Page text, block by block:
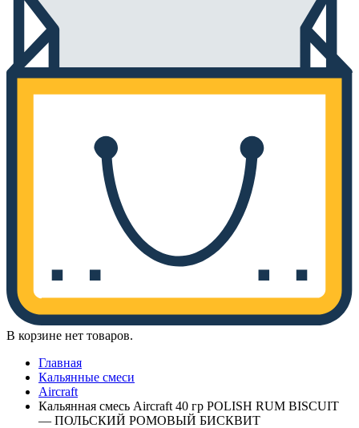
В корзине нет товаров.
Главная
Кальянные смеси
Aircraft
Кальянная смесь Aircraft 40 гр POLISH RUM BISCUIT
— ПОЛЬСКИЙ РОМОВЫЙ БИСКВИТ